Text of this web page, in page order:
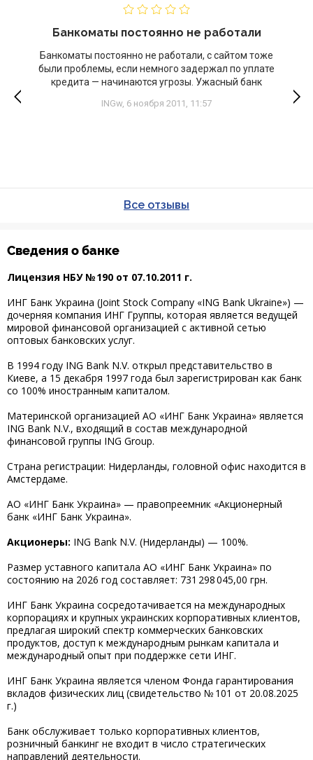
Банкоматы постоянно не работали
Банкоматы постоянно не работали, с сайтом тоже
были проблемы, если немного задержал по уплате
кредита — начинаются угрозы. Ужасный банк
INGw, 6 ноября 2011, 11:57
Все отзывы
Сведения о банке
Лицензия НБУ № 190 от 07.10.2011 г.
ИНГ Банк Украина (Joint Stock Company «ING Bank Ukraine») —
дочерняя компания ИНГ Группы, которая является ведущей
мировой финансовой организацией с активной сетью
оптовых банковских услуг.
В 1994 году ING Bank N.V. открыл представительство в
Киеве, а 15 декабря 1997 года был зарегистрирован как банк
со 100% иностранным капиталом.
Материнской организацией АО «ИНГ Банк Украина» является
ING Bank N.V., входящий в состав международной
финансовой группы ING Group.
Страна регистрации: Нидерланды, головной офис находится в
Амстердаме.
АО «ИНГ Банк Украина» — правопреемник «Акционерный
банк «ИНГ Банк Украина».
Акционеры: ING Bank N.V. (Нидерланды) — 100%.
Размер уставного капитала АО «ИНГ Банк Украина» по
состоянию на 2026 год составляет: 731 298 045,00 грн.
ИНГ Банк Украина сосредотачивается на международных
корпорациях и крупных украинских корпоративных клиентов,
предлагая широкий спектр коммерческих банковских
продуктов, доступ к международным рынкам капитала и
международный опыт при поддержке сети ИНГ.
ИНГ Банк Украина является членом Фонда гарантирования
вкладов физических лиц (свидетельство № 101 от 20.08.2025
г.)
Банк обслуживает только корпоративных клиентов,
розничный банкинг не входит в число стратегических
направлений деятельности.